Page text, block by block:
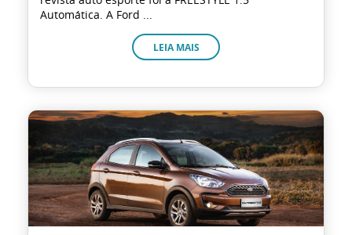
Automática. A Ford ...
LEIA MAIS